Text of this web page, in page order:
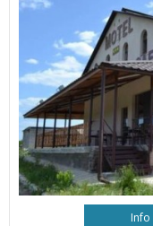
Info